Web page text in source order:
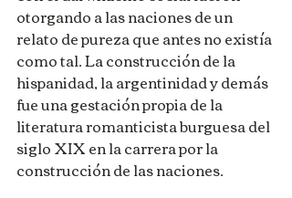
otorgando a las naciones de un
relato de pureza que antes no existía
como tal. La construcción de la
hispanidad, la argentinidad y demás
fue una gestación propia de la
literatura romanticista burguesa del
siglo XIX en la carrera por la
construcción de las naciones.